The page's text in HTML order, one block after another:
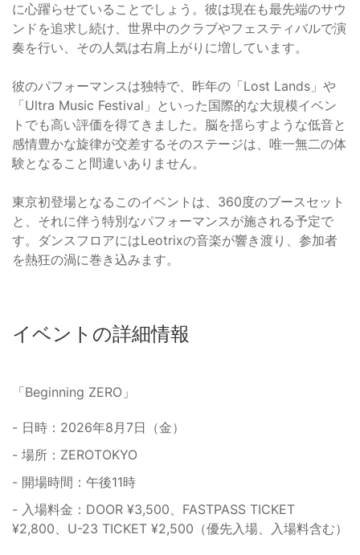
に心躍らせていることでしょう。彼は現在も最先端のサウ
ンドを追求し続け、世界中のクラブやフェスティバルで演
奏を行い、その人気は右肩上がりに増しています。
彼のパフォーマンスは独特で、昨年の「Lost Lands」や
「Ultra Music Festival」といった国際的な大規模イベン
トでも高い評価を得てきました。脳を揺らすような低音と
感情豊かな旋律が交差するそのステージは、唯一無二の体
験となること間違いありません。
東京初登場となるこのイベントは、360度のブースセット
と、それに伴う特別なパフォーマンスが施される予定で
す。ダンスフロアにはLeotrixの音楽が響き渡り、参加者
を熱狂の渦に巻き込みます。
イベントの詳細情報
「Beginning ZERO」
- 日時：2026年8月7日（金）
- 場所：ZEROTOKYO
- 開場時間：午後11時
- 入場料金：DOOR ¥3,500、FASTPASS TICKET
¥2,800、U-23 TICKET ¥2,500（優先入場、入場料含む）